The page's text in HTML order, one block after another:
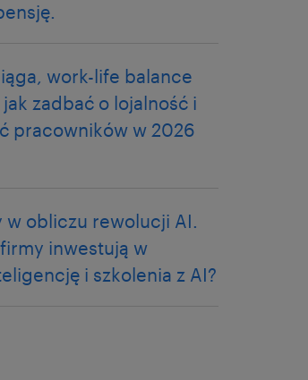
work-life balance
zadbać o lojalność i
pracowników w 2026
w obliczu rewolucji AI.
inwestują w
i szkolenia z AI?